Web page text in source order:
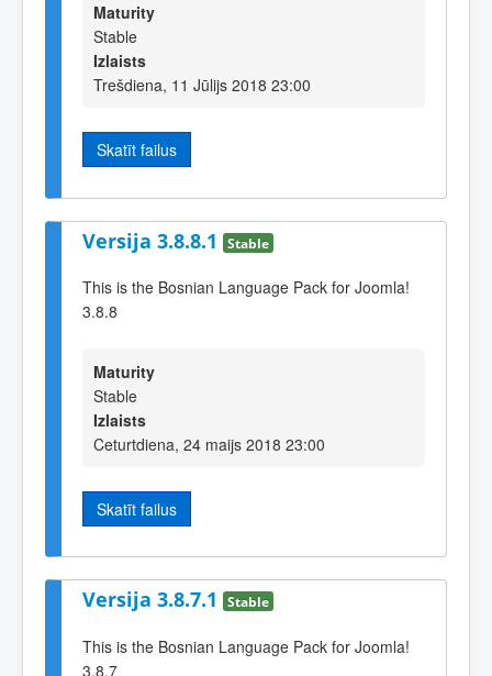
Maturity
Stable
Izlaists
Trešdiena, 11 Jūlijs 2018 23:00
Skatīt failus
Versija 3.8.8.1 Stable
This is the Bosnian Language Pack for Joomla!
3.8.8
Maturity
Stable
Izlaists
Ceturtdiena, 24 maijs 2018 23:00
Skatīt failus
Versija 3.8.7.1 Stable
This is the Bosnian Language Pack for Joomla!
3.8.7